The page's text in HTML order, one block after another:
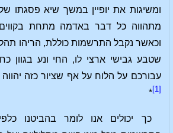
ומשיגות את יופיין במשך שיא פסגתו
מתהווה כל דבר באדמה מתחת בקווים,
וכאשר נקבל התרשמות כוללת, הריהו
שטבע גבישי ארצי לו, החי ונע בגוון
עבורכם על הלוח על אף שציור כזה יהווה
[1]
*
כך יכולים אנו לומר בהביטנו